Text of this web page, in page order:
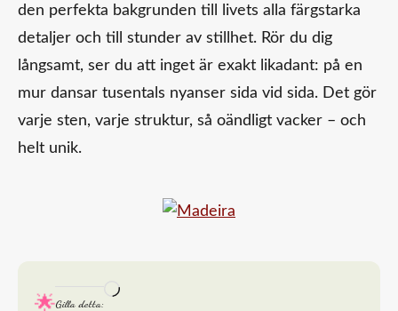
den perfekta bakgrunden till livets alla färgstarka
detaljer och till stunder av stillhet. Rör du dig
långsamt, ser du att inget är exakt likadant: på en
mur dansar tusentals nyanser sida vid sida. Det gör
varje sten, varje struktur, så oändligt vacker – och
helt unik.
Gilla detta:
Laddar